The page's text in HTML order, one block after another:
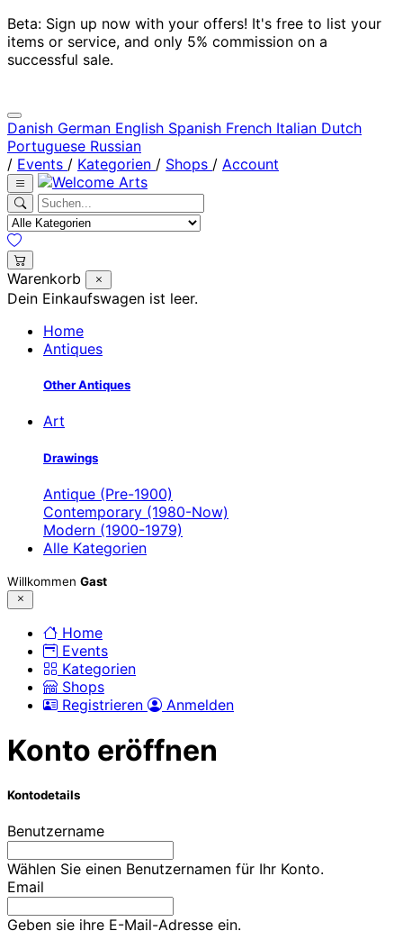
Beta: Sign up now with your offers! It's free to list your
items or service, and only 5% commission on a
successful sale.
Danish German English Spanish French Italian Dutch
Portuguese Russian
/ Events / Kategorien / Shops / Account
Warenkorb
Dein Einkaufswagen ist leer.
Home
Antiques
Other Antiques
Art
Drawings
Antique (Pre-1900)
Contemporary (1980-Now)
Modern (1900-1979)
Alle Kategorien
Willkommen Gast
Home
Events
Kategorien
Shops
Registrieren
Anmelden
Konto eröffnen
Kontodetails
Benutzername
Wählen Sie einen Benutzernamen für Ihr Konto.
Email
Geben sie ihre E-Mail-Adresse ein.